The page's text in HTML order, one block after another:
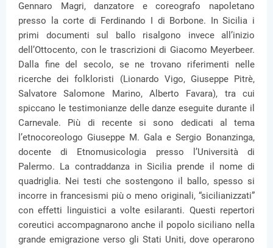
Gennaro Magri, danzatore e coreografo napoletano
presso la corte di Ferdinando I di Borbone. In Sicilia i
primi documenti sul ballo risalgono invece all’inizio
dell’Ottocento, con le trascrizioni di Giacomo Meyerbeer.
Dalla fine del secolo, se ne trovano riferimenti nelle
ricerche dei folkloristi (Lionardo Vigo, Giuseppe Pitrè,
Salvatore Salomone Marino, Alberto Favara), tra cui
spiccano le testimonianze delle danze eseguite durante il
Carnevale. Più di recente si sono dedicati al tema
l’etnocoreologo Giuseppe M. Gala e Sergio Bonanzinga,
docente di Etnomusicologia presso l’Università di
Palermo. La contraddanza in Sicilia prende il nome di
quadriglia. Nei testi che sostengono il ballo, spesso si
incorre in francesismi più o meno originali, “sicilianizzati”
con effetti linguistici a volte esilaranti. Questi repertori
coreutici accompagnarono anche il popolo siciliano nella
grande emigrazione verso gli Stati Uniti, dove operarono